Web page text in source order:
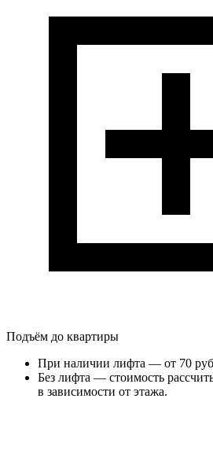
Подъём до квартиры
При наличии лифта — от 70
Без лифта — стоимость
в зависимости от этажа.